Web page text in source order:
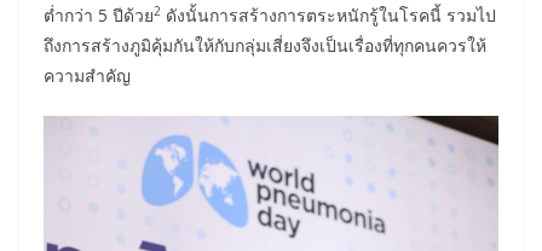
ต่ำกว่า 5 ปีด้วย2 ดังนั้นการสร้างการตระหนักรู้ในโรคนี้ รวมไป
ถึงการสร้างภูมิคุ้มกันให้กับกลุ่มเสี่ยงจึงเป็นเรื่องที่ทุกคนควรให้
ความสำคัญ